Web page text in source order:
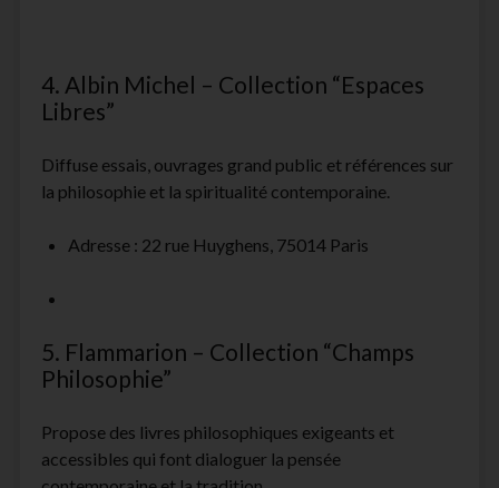
4. Albin Michel – Collection “Espaces
Libres”
Diffuse essais, ouvrages grand public et références sur
la philosophie et la spiritualité contemporaine.
Adresse : 22 rue Huyghens, 75014 Paris
5. Flammarion – Collection “Champs
Philosophie”
Propose des livres philosophiques exigeants et
accessibles qui font dialoguer la pensée